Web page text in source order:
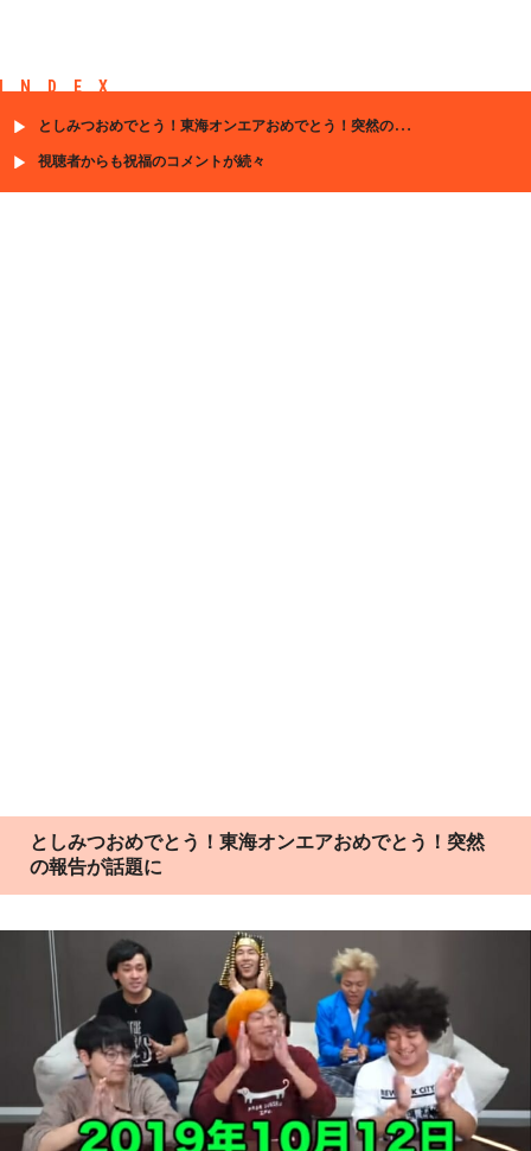
INDEX
としみつおめでとう！東海オンエアおめでとう！突然の報告が話題に
視聴者からも祝福のコメントが続々
としみつおめでとう！東海オンエアおめでとう！突然
の報告が話題に